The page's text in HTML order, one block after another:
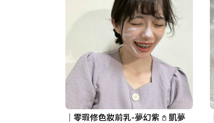
｜零瑕修色妝前乳-夢幻紫 𖤘 凱夢